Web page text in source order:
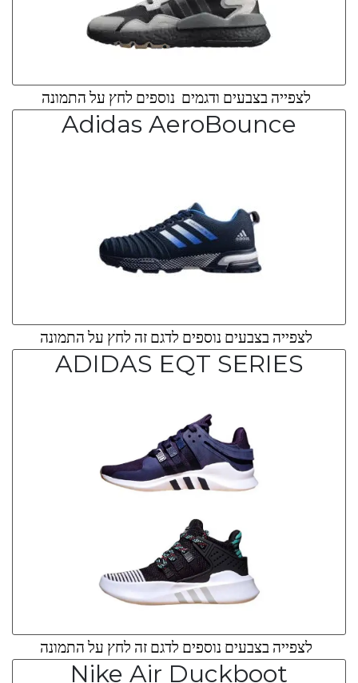
לצפייה בצבעים ודגמים נוספים לחץ על התמונה
Adidas AeroBounce
לצפייה בצבעים נוספים לדגם זה לחץ על התמונה
ADIDAS EQT SERIES
לצפייה בצבעים נוספים לדגם זה לחץ על התמונה
Nike Air Duckboot